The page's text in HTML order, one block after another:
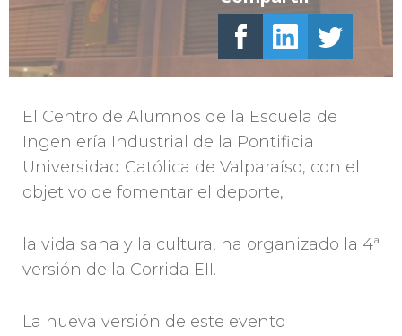
El Centro de Alumnos de la Escuela de
Ingeniería Industrial de la Pontificia
Universidad Católica de Valparaíso, con el
objetivo de fomentar el deporte,
la vida sana y la cultura, ha organizado la 4ª
versión de la Corrida EII.
La nueva versión de este evento